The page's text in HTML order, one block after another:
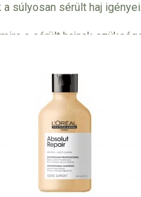
súlyosan sérült haj
a sérült hajnak
L'Oréal Professionnel